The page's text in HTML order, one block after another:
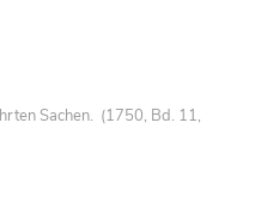
Sachen. (1750, Bd. 11,